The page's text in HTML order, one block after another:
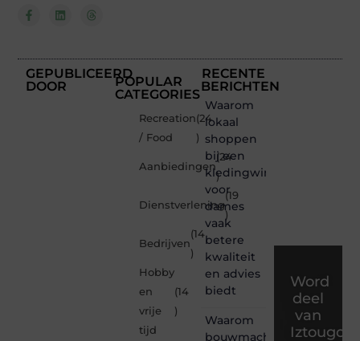
GEPUBLICEERD
DOOR
POPULAR
CATEGORIES
Recreation
/ Food
(24
)
Aanbiedingen
(24
)
Dienstverlening
(19
)
Bedrijven
(14
)
Hobby
en
vrije
tijd
(14
)
RECENTE
BERICHTEN
Waarom
lokaal
shoppen
bij een
kledingwinkel
voor
dames
vaak
betere
kwaliteit
en advies
biedt
Waarom
bouwmachines
Word
deel
van